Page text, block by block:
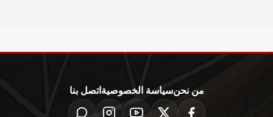
من نحنسياسة الخصوصية اتصل بنا